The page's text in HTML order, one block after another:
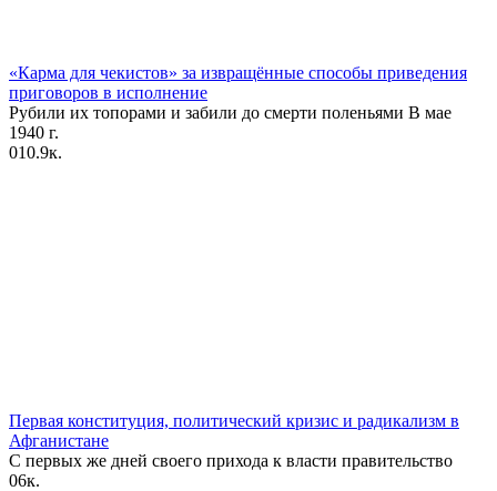
«Карма для чекистов» за извращённые способы приведения
приговоров в исполнение
Рубили их топорами и забили до смерти поленьями В мае
1940 г.
010.9к.
Первая конституция, политический кризис и радикализм в
Афганистане
С первых же дней своего прихода к власти правительство
06к.